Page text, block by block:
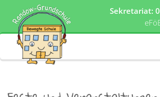
Sekretariat: